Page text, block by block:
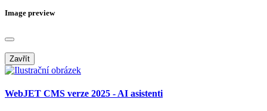
Image preview
Zavřít
WebJET CMS verze 2025 - AI asistenti